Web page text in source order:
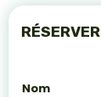
RÉSERVER
Nom